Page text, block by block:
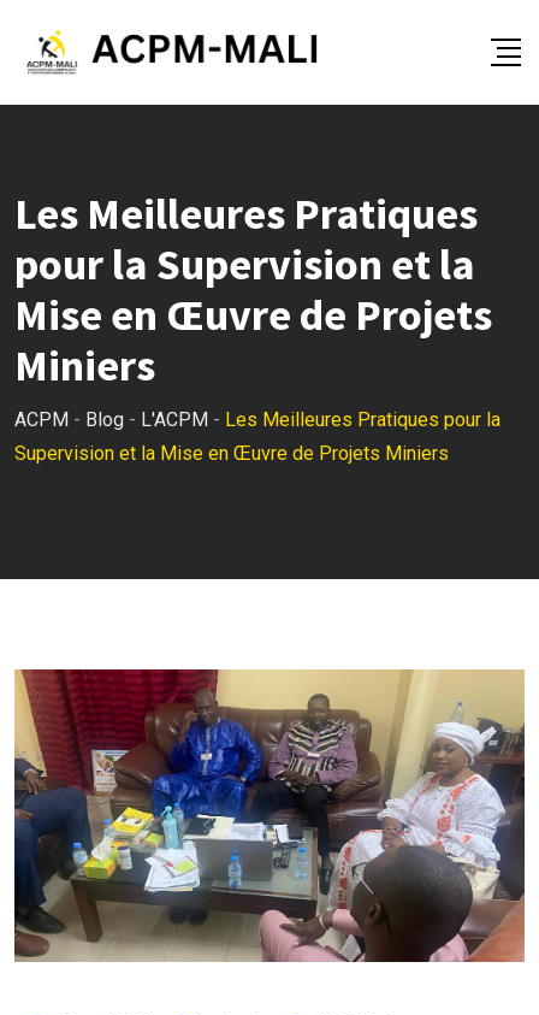
content
Les Meilleures Pratiques
pour la Supervision et la
Mise en Œuvre de Projets
Miniers
ACPM - Blog - L'ACPM - Les Meilleures Pratiques pour la
Supervision et la Mise en Œuvre de Projets Miniers